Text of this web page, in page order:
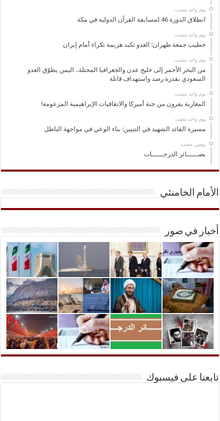
‏يوم واحد مضت
انطلاق الدورة 46 لمسابقة القرآن الدولية في مكة
‏يوم واحد مضت
خطيب جمعة طهران: العدو تكبد هزيمة نكراء أمام إيران
‏يوم واحد مضت
من البحر الأحمر إلى خليج عدن والجغرافيا المحتلة.. اليمن يطوّق العدو
السعودي بقدرة رصد واستهداف قاتلة
‏يوم واحد مضت
المغاربة يفرون من جنة أميركا والاتفاقيات الإبراهيمية المزعومة!
‏يوم واحد مضت
مسيرة القائد الشهيد في التبيين: بناء الوعي في مواجهة الباطل
‏يومين مضت
بصــــــائر الدرجــــــات
الأمام الخامنئي
أخبار في صور
تابعنا على فيسبوك